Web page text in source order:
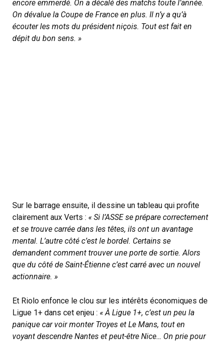
encore emmerdé. On a décalé des matchs toute l’année.
On dévalue la Coupe de France en plus. Il n’y a qu’à
écouter les mots du président niçois. Tout est fait en
dépit du bon sens. »
Sur le barrage ensuite, il dessine un tableau qui profite
clairement aux Verts : « Si l’ASSE se prépare correctement
et se trouve carrée dans les têtes, ils ont un avantage
mental. L’autre côté c’est le bordel. Certains se
demandent comment trouver une porte de sortie. Alors
que du côté de Saint-Étienne c’est carré avec un nouvel
actionnaire. »
Et Riolo enfonce le clou sur les intérêts économiques de
Ligue 1+ dans cet enjeu : « À Ligue 1+, c’est un peu la
panique car voir monter Troyes et Le Mans, tout en
voyant descendre Nantes et peut-être Nice… On prie pour